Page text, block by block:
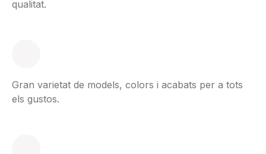
qualitat.
Gran varietat de models, colors i acabats per a tots
els gustos.